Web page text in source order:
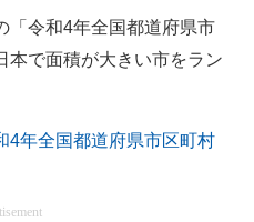
令和4年全国都道府県市
本で面積が大きい市をラン
4年全国都道府県市区町村